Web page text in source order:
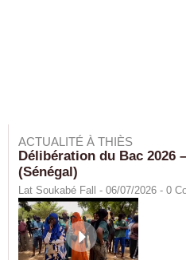
ACTUALITÉ À THIÈS
Délibération du Bac 2026
(Sénégal)
Lat Soukabé Fall - 06/07/2026 - 0